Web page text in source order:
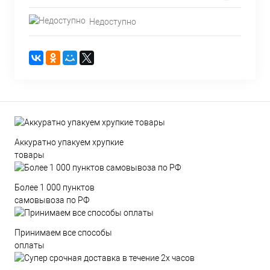
Недоступно
Аккуратно упакуем хрупкие
товары
Более 1 000 пунктов
самовывоза по РФ
Принимаем все способы
оплаты